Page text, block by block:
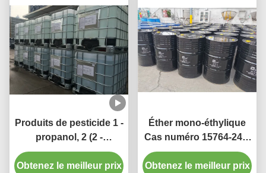
Produits de pesticide 1 -
propanol, 2 (2 -
Ethoxypropoxy) - avec
Cas numéro 15764-24-6
Obtenez le meilleur prix
Éther mono-éthylique
Cas numéro 15764-24-6
de glycol de
Dipropylene de
Obtenez le meilleur prix